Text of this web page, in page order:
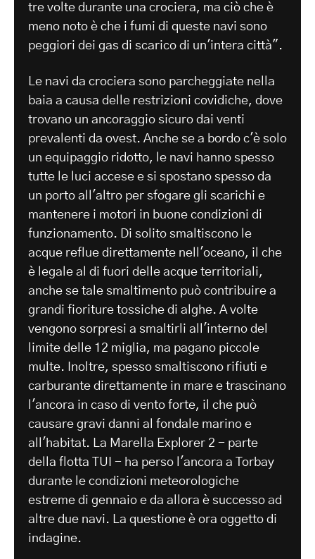
tre volte durante una crociera, ma ciò che è
meno noto è che i fumi di queste navi sono
peggiori dei gas di scarico di un'intera città".
Le navi da crociera sono parcheggiate nella
baia a causa delle restrizioni covidiche, dove
trovano un ancoraggio sicuro dai venti
prevalenti da ovest. Anche se a bordo c'è solo
un equipaggio ridotto, le navi hanno spesso
tutte le luci accese e si spostano spesso da
un porto all'altro per sfogare gli scarichi e
mantenere i motori in buone condizioni di
funzionamento. Di solito smaltiscono le
acque reflue direttamente nell'oceano, il che
è legale al di fuori delle acque territoriali,
anche se tale smaltimento può contribuire a
grandi fioriture tossiche di alghe. A volte
vengono sorpresi a smaltirli all'interno del
limite delle 12 miglia, ma pagano piccole
multe. Inoltre, spesso smaltiscono rifiuti e
carburante direttamente in mare e trascinano
l'ancora in caso di vento forte, il che può
causare gravi danni al fondale marino e
all'habitat. La Marella Explorer 2 - parte
della flotta TUI - ha perso l'ancora a Torbay
durante le condizioni meteorologiche
estreme di gennaio e da allora è successo ad
altre due navi. La questione è ora oggetto di
indagine.